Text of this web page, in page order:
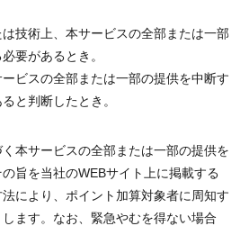
技術上、本サービスの全部または一部
要があるとき。
ビスの全部または一部の提供を中断す
と判断したとき。
本サービスの全部または一部の提供を
旨を当社のWEBサイト上に掲載する
により、ポイント加算対象者に周知す
ます。なお、緊急やむを得ない場合